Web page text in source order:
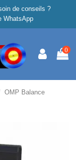
de conseils ?
WhatsApp
0
OMP Balance